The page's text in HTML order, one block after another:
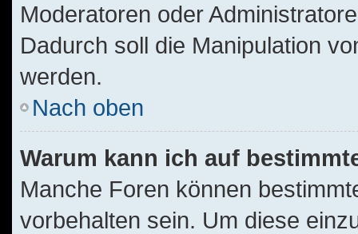
Moderatoren oder
Dadurch soll die Manipulation
werden.
Nach oben
Warum kann ich auf
Manche Foren können
vorbehalten sein. Um diese